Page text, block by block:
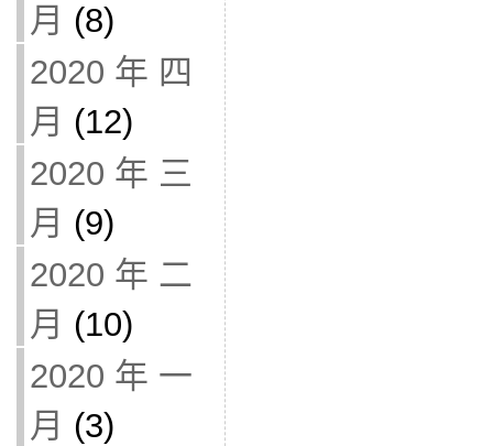
月 (8)
2020 年 四
月 (12)
2020 年 三
月 (9)
2020 年 二
月 (10)
2020 年 一
月 (3)